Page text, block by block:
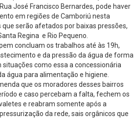
José Francisco Bernardes, pode haver
em regiões de Camboriú nesta
serão afetados por baixas pressões,
Regina e Rio Pequeno.
concluam os trabalhos até às 19h,
e da pressão da água de forma
situações como essa a concessionária
água para alimentação e higiene.
que os moradores desses bairros
e caso percebam a falta, fechem os
e reabram somente após a
da rede, sais orgânicos que